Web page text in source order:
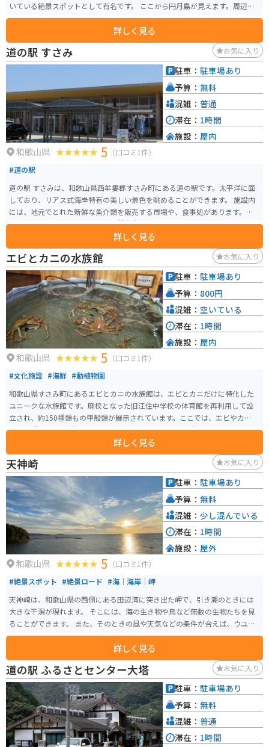
いている絶景スポットとして有名です。 ここから円月島が見えます。周辺に
は温泉施設も多くあり、他県からの観光客やライダーも多く集まります。
詳しく見る
道の駅 すさみ お気に入り
和歌山県 5 （口コミ1件）
#道の駅
道の駅 すさみは、和歌山県西牟婁郡すさみ町にある道の駅です。太平洋に面
しており、リアス式海岸特有の美しい景色を眺めることができます。 施設内
には、地元でとれた新鮮な魚介類を販売する市場や、食事処があります。ま
た、すさみ町の特産品である、伊勢海老やクエを使った料理も楽しむことが
のでおすすめです。周辺には、海岸線沿いを走る絶景のツーリングコースが
あり、太平洋を眺めながらのツーリングを楽しむことができます。 すさみ町
は、温暖な気候で知られており、年間を通して様々なアクティビティを楽し
むことができます。海水浴やダイビング、釣りなどのマリンスポーツはもちろ
ん、周辺の山々でのハイキングやキャンプなどもおすすめです。
詳しく見る
駐車： 駐車場あり
予算： 無料
混雑： 普通
滞在： 1時間
施設： 屋内
エビとカニの水族館 お気に入り
和歌山県 5 （口コミ1件）
#文化施設 #海鮮 #動植物園
和歌山県すさみ町にあるエビとカニの水族館は、エビとカニだけに特化した
ユニークな水族館です。廃校となった旧江住中学校の体育館を再利用して設
立され、約150種類もの甲殻類が展示されています。ここでは、エビやカニの
様々な種類を間近で観察することができ、甲殻類の不思議な世界に触れるこ
について学ぶことができます。タカアシガニにさわれる水槽もあり、別棟に
はペンギンもいます。ミュージアムショップではハズレなしのカニぬいぐる
みくじが楽しめます。水族館は道の駅すさみと併設されており、休憩にも観
光にもちょうど良い場所です。
詳しく見る
駐車： 駐車場あり
予算： 800円
混雑： 空いている
滞在： 1時間
施設： 屋内
天神崎 お気に入り
和歌山県 5 （口コミ1件）
#絶景スポット #絶景ロード #海｜海岸｜岬
天神崎は、和歌山県の西側にある田辺湾に突き出た岬で、引き潮のときには
大きな干潟が現れます。 そこには、海の生き物や鳥など無数の生物たちを見
ることができます。 また、そのときの風や天気などの条件が合えば、ウユニ
塩湖のように水面に空が反射して幻想的な写真が撮れるため映えスポットと
しても人気です。 西側に位置しているため海の向こうに沈んでいく夕日がと
てもきれいで、和歌山県の朝日夕陽百選にもなっています。 最後の道が海沿
いの狭い道路にはなりますが、広くて何台も停められる駐車場がいくつかあ
ります。
詳しく見る
駐車： 駐車場あり
予算： 無料
混雑： 少し混んでいる
滞在： 1時間
施設： 屋外
道の駅 ふるさとセンター大塔 お気に入り
駐車： 駐車場あり
予算： 無料
混雑： 普通
滞在： 1時間